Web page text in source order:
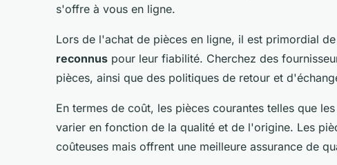
s'offre à vous en ligne.
Lors de l'achat de pièces en ligne, il est primordial de
reconnus pour leur fiabilité. Cherchez des
pièces, ainsi que des politiques de retour et
En termes de coût, les pièces courantes telles que les
varier en fonction de la qualité et de l'origine. Les
coûteuses mais offrent une meilleure assurance de